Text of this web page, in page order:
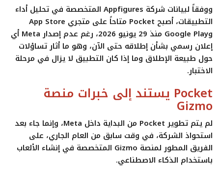
ووفقاً لبيانات شركة Appfigures المتخصصة في تحليل أداء
التطبيقات، أصبح Pocket
متاحاً على متجري App Store
وGoogle Play منذ 29 يونيو 2026، رغم عدم إصدار
Meta أي
إعلان رسمي بشأن إطلاقه حتى الآن، وهو ما أثار تساؤلات
حول طبيعة الإطلاق وما إذا كان التطبيق لا يزال في مرحلة
الاختبار.
Pocket يستند إلى خبرات منصة
Gizmo
لم يتم تطويرPocket من البداية داخل Meta، وإنما جاء بعد
استحواذ الشركة، في وقت سابق من العام الجاري، على
الفريق المطور لمنصة Gizmo المتخصصة في إنشاء الألعاب
باستخدام الذكاء الاصطناعي.